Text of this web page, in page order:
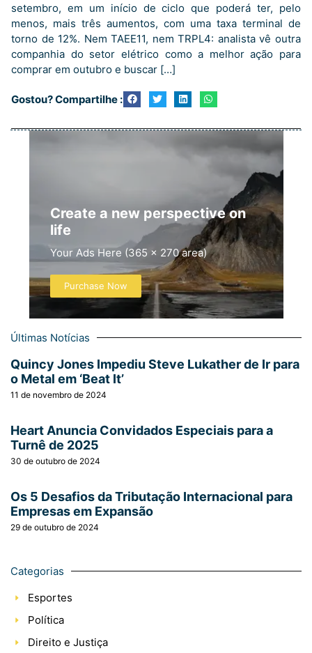
setembro, em um início de ciclo que poderá ter, pelo
menos, mais três aumentos, com uma taxa terminal de
torno de 12%. Nem TAEE11, nem TRPL4: analista vê outra
companhia do setor elétrico como a melhor ação para
comprar em outubro e buscar […]
Gostou? Compartilhe :
Create a new perspective on
life
Your Ads Here (365 x 270 area)
Purchase Now
Últimas Notícias
Quincy Jones Impediu Steve Lukather de Ir para
o Metal em ‘Beat It’
11 de novembro de 2024
Heart Anuncia Convidados Especiais para a
Turnê de 2025
30 de outubro de 2024
Os 5 Desafios da Tributação Internacional para
Empresas em Expansão
29 de outubro de 2024
Categorias
Esportes
Política
Direito e Justiça